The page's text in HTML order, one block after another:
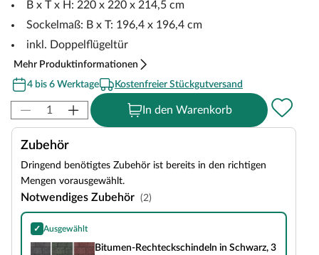
B x T x H: 220 x 220 x 214,5 cm
Sockelmaß: B x T: 196,4 x 196,4 cm
inkl. Doppelflügeltür
Mehr Produktinformationen
4 bis 6 Werktage
Kostenfreier Stückgutversand
In den Warenkorb
Zubehör
Dringend benötigtes Zubehör ist bereits in den richtigen
Mengen vorausgewählt.
Notwendiges Zubehör (2)
✓ Ausgewählt
Bitumen-Rechteckschindeln in Schwarz, 3 m²
Bitumen-Rechteckschindeln in Schwarz, 3